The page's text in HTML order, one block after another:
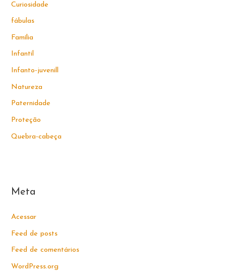
Curiosidade
fábulas
Família
Infantil
Infanto-juvenill
Natureza
Paternidade
Proteção
Quebra-cabeça
Meta
Acessar
Feed de posts
Feed de comentários
WordPress.org